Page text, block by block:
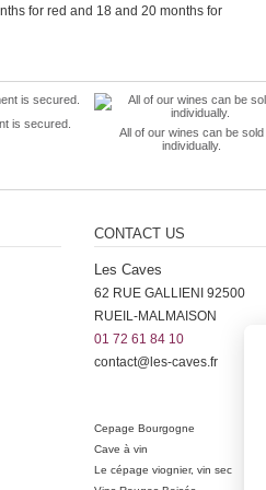
for red and 18 and 20 months for
is secured.
All of our wines can be sold
individually.
CONTACT US
Les Caves
62 RUE GALLIENI 92500
RUEIL-MALMAISON
01 72 61 84 10
contact@les-caves.fr
Cepage Bourgogne
Cave à vin
Le cépage viognier, vin sec